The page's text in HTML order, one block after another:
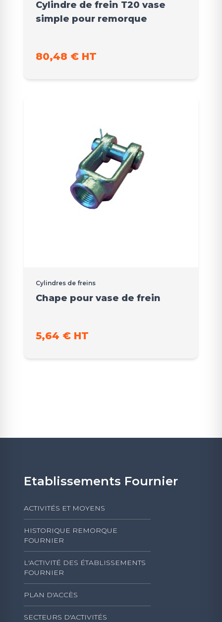
Cylindre de frein T20 vase
simple pour remorque
80,48 € HT
Cylindres de freins
Chape pour vase de frein
5,64 € HT
Etablissements Fournier
ACTIVITÉS ET MOYENS
HISTORIQUE REMORQUE
FOURNIER
L'ACTIVITÉ DES ÉTABLISSEMENTS
FOURNIER
PLAN D'ACCÈS
SECTEURS D'ACTIVITÉS